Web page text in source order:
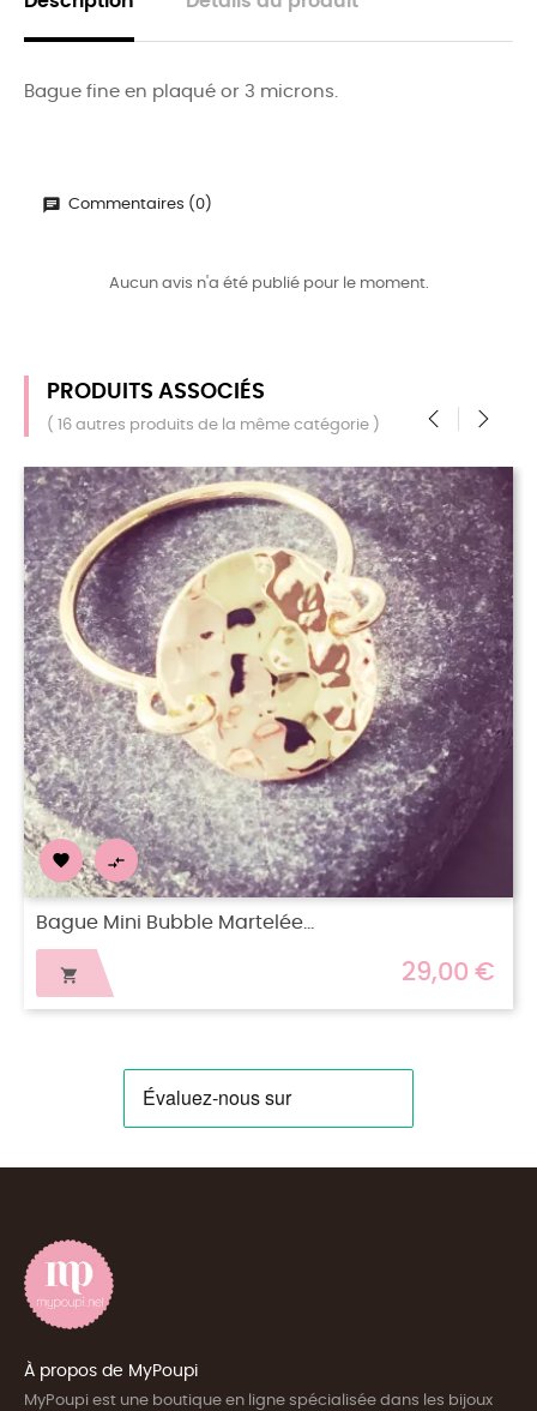
Bague fine en plaqué or 3 microns.
Commentaires (0)
Aucun avis n'a été publié pour le moment.
PRODUITS ASSOCIÉS
( 16 autres produits de la même catégorie )
29,00 €
 
Bague Betty Plaqué or
‹ ›
À propos de MyPoupi
MyPoupi est une boutique en ligne spécialisée dans les bijoux